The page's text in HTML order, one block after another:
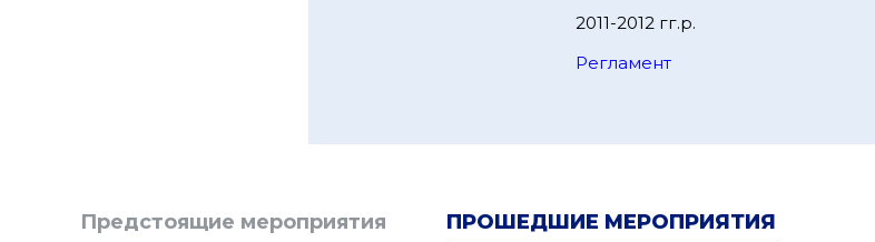
2011-2012 гг.р.
Регламент
Предстоящие мероприятия ПРОШЕДШИЕ МЕРОПРИЯТИЯ